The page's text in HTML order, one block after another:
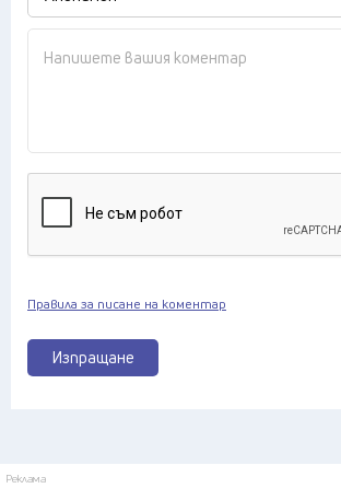
Изпращане
Правила за писане на коментар
Реклама